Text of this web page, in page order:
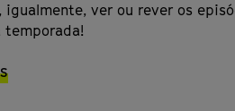
igualmente, ver ou rever os
temporada!